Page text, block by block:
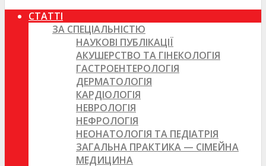
СТАТТІ
ЗА СПЕЦІАЛЬНІСТЮ
НАУКОВІ ПУБЛІКАЦІЇ
АКУШЕРСТВО ТА ГІНЕКОЛОГІЯ
ГАСТРОЕНТЕРОЛОГІЯ
ДЕРМАТОЛОГІЯ
КАРДІОЛОГІЯ
НЕВРОЛОГІЯ
НЕФРОЛОГІЯ
НЕОНАТОЛОГІЯ ТА ПЕДІАТРІЯ
ЗАГАЛЬНА ПРАКТИКА — СІМЕЙНА
МЕДИЦИНА